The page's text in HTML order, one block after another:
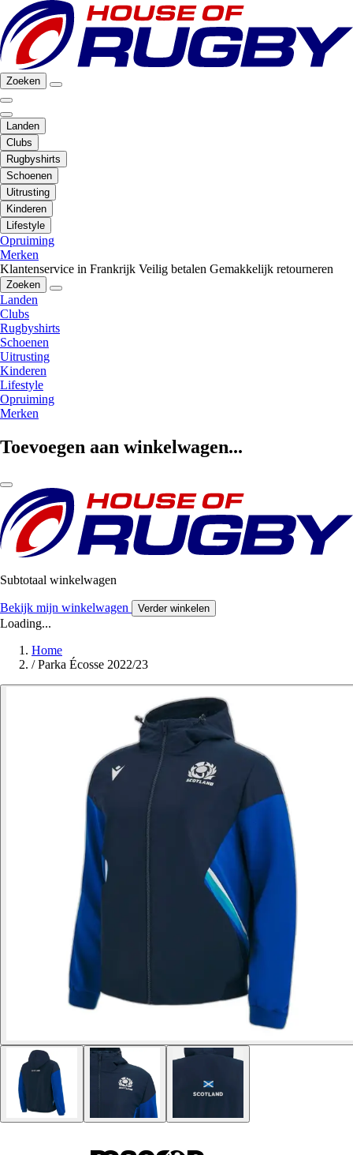
Zoeken
Landen
Clubs
Rugbyshirts
Schoenen
Uitrusting
Kinderen
Lifestyle
Opruiming
Merken
Klantenservice in Frankrijk Veilig betalen Gemakkelijk retourneren
Zoeken
Landen
Clubs
Rugbyshirts
Schoenen
Uitrusting
Kinderen
Lifestyle
Opruiming
Merken
Toevoegen aan winkelwagen...
Subtotaal winkelwagen
Bekijk mijn winkelwagen Verder winkelen
Loading...
Home
/ Parka Écosse 2022/23